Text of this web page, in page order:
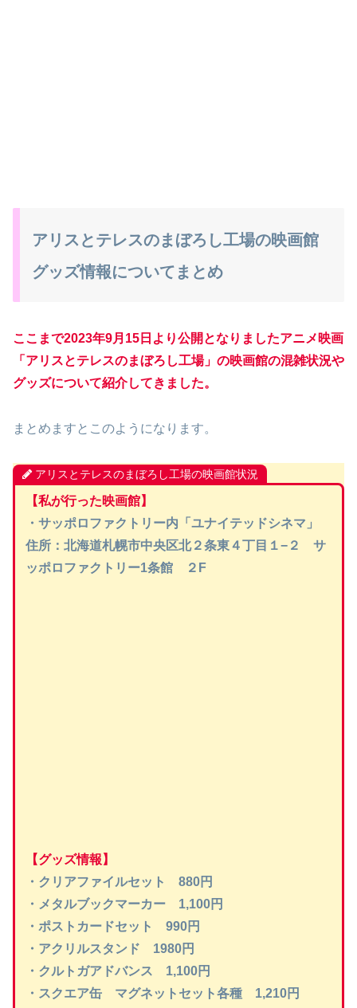
アリスとテレスのまぼろし工場の映画館
グッズ情報についてまとめ
ここまで2023年9月15日より公開となりましたアニメ映画
「アリスとテレスのまぼろし工場」の映画館の混雑状況や
グッズについて紹介してきました。
まとめますとこのようになります。
アリスとテレスのまぼろし工場の映画館状況
【私が行った映画館】
・サッポロファクトリー内「ユナイテッドシネマ」
住所：北海道札幌市中央区北２条東４丁目１−２ サ
ッポロファクトリー1条館 ２F
【グッズ情報】
・クリアファイルセット 880円
・メタルブックマーカー 1,100円
・ポストカードセット 990円
・アクリルスタンド 1980円
・クルトガアドバンス 1,100円
・スクエア缶 マグネットセット各種 1,210円